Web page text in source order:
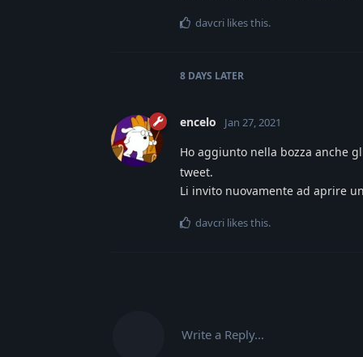
davcri likes this.
8 DAYS LATER
encelo Jan 27, 2021
Ho aggiunto nella bozza anche
tweet.
Li invito nuovamente ad aprire
davcri likes this.
Write a Reply...